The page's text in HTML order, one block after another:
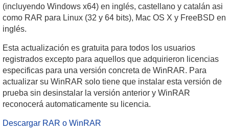
(incluyendo Windows x64) en inglés, castellano y catalán asi
como RAR para Linux (32 y 64 bits), Mac OS X y FreeBSD en
inglés.
Esta actualización es gratuita para todos los usuarios
registrados excepto para aquellos que adquirieron licencias
especificas para una versión concreta de WinRAR. Para
actualizar su WinRAR solo tiene que instalar esta versión de
prueba sin desinstalar la versión anterior y WinRAR
reconocerá automaticamente su licencia.
Descargar RAR o WinRAR